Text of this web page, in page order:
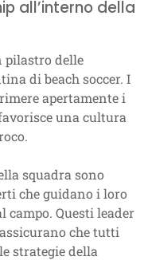
all’interno della
pilastro delle
di beach soccer. I
apertamente i
una cultura
squadra sono
che guidano i loro
campo. Questi leader
che tutti
strategie della